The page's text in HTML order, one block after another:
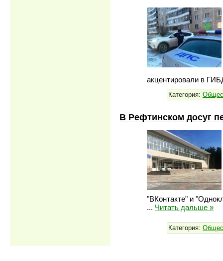
акцентировали в
Категория:
В Рефтинском досуг
"ВКонтакте" и
... Читать дальше »
Категория: